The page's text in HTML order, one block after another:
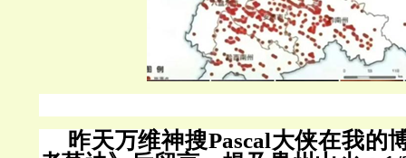
昨天万维神搜Pascal大侠在我的